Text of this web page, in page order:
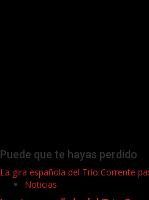
Puede que te hayas perdido
La gira española del Trio Corrente
Noticias